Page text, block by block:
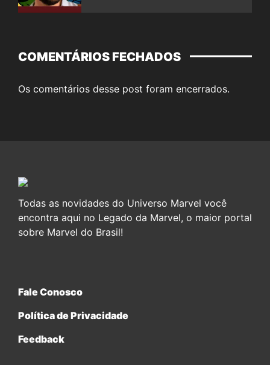
COMENTÁRIOS FECHADOS
Os comentários desse post foram encerrados.
Todas as novidades do Universo Marvel você
encontra aqui no Legado da Marvel, o maior portal
sobre Marvel do Brasil!
Fale Conosco
Política de Privacidade
Feedback